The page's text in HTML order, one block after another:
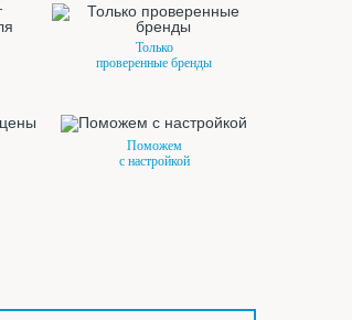
Только
проверенные бренды
Поможем
с настройкой